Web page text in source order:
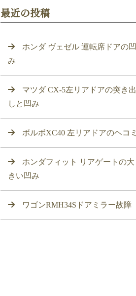
最近の投稿
ホンダ ヴェゼル 運転席ドアの凹
み
マツダ CX-5左リアドアの突き出
しと凹み
ボルボXC40 左リアドアのヘコミ
ホンダフィット リアゲートの大
きい凹み
ワゴンRMH34Sドアミラー故障